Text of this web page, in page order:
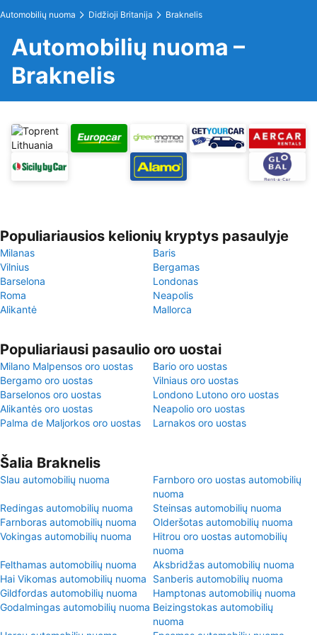
Automobilių nuoma Didžioji Britanija Braknelis
Automobilių nuoma –
Braknelis
Populiariausios kelionių kryptys pasaulyje
Milanas
Baris
Vilnius
Bergamas
Barselona
Londonas
Roma
Neapolis
Alikantė
Mallorca
Populiariausi pasaulio oro uostai
Milano Malpensos oro uostas
Bario oro uostas
Bergamo oro uostas
Vilniaus oro uostas
Barselonos oro uostas
Londono Lutono oro uostas
Alikantės oro uostas
Neapolio oro uostas
Palma de Maljorkos oro uostas
Larnakos oro uostas
Šalia Braknelis
Slau automobilių nuoma
Farnboro oro uostas automobilių
nuoma
Redingas automobilių nuoma
Steinsas automobilių nuoma
Farnboras automobilių nuoma
Olderšotas automobilių nuoma
Vokingas automobilių nuoma
Hitrou oro uostas automobilių
nuoma
Felthamas automobilių nuoma
Aksbridžas automobilių nuoma
Hai Vikomas automobilių nuoma
Sanberis automobilių nuoma
Gildfordas automobilių nuoma
Hamptonas automobilių nuoma
Godalmingas automobilių nuoma Beizingstokas automobilių
nuoma